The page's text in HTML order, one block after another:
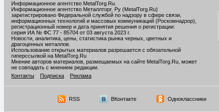
Информационное агентство MetalTorg.Ru
Информационное агентство Металлторг. Ру (MetalTorg.Ru)
зарегистрировано Федеральной службой по надзору в сфере связи,
информационных технологий и массовых коммуникаций (Роскомнадзор),
регистрационный номер и дата принятия решения о регистрации:
серия ИА № ФС 77 - 85704 от 03 августа 2023 г.
Новости, аналитика, цены, статистика рынка черных, цветных и
драгоценных металлов.
Использование открытых материалов разрешается с обязательной
гиперссылкой на MetalTorg.Ru
Мнение авторов материалов, размещаемых на сайте MetalTorg.Ru, может
не совпадать с мнением редакции.
Контакты
Подписка Реклама
RSS ВКонтакте Одноклассники